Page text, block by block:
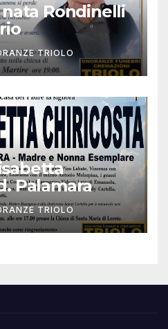
Rondinelli
TRIOLO
Palamara
TRIOLO